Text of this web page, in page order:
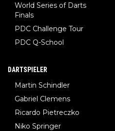
World Series of Darts
Finals
PDC Challenge Tour
PDC Q-School
DARTSPIELER
Martin Schindler
Gabriel Clemens
Ricardo Pietreczko
Niko Springer